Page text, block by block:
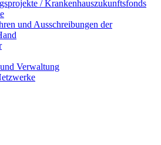
/ Krankenhauszukunftsfonds
und Ausschreibungen der
Verwaltung